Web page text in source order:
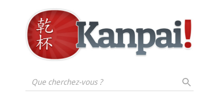
Que cherchez-vous ?